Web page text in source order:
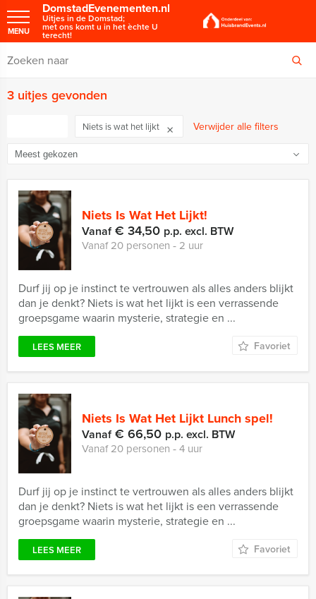
DomstadEvenementen.nl
Uitjes in de Domstad;
met ons komt u in het èchte U
terecht!
MENU
3 uitjes gevonden
Niets is wat het lijkt Verwijder alle filters
Niets Is Wat Het Lijkt!
Vanaf€ 34,50 p.p. excl. BTW
Vanaf 20 personen ‐ 2 uur
Durf jij op je instinct te vertrouwen als alles anders blijkt
dan je denkt? Niets is wat het lijkt is een verrassende
groepsgame waarin mysterie, strategie en ...
LEES MEER Favoriet
Niets Is Wat Het Lijkt Lunch spel!
Vanaf€ 66,50 p.p. excl. BTW
Vanaf 20 personen ‐ 4 uur
Durf jij op je instinct te vertrouwen als alles anders blijkt
dan je denkt? Niets is wat het lijkt is een verrassende
groepsgame waarin mysterie, strategie en ...
LEES MEER Favoriet